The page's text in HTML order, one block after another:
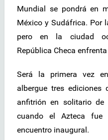
Mundial se pondrá en
México y Sudáfrica. Por
pero en la ciudad
República Checa
Será la primera vez
albergue tres
anfitrión en solitario
cuando el Azteca fue
encuentro inaugural.